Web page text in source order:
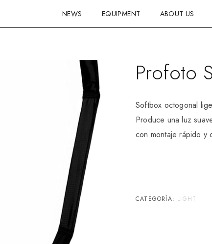
NEWS EQUIPMENT ABOUT US
Profoto
Softbox octogonal
Produce una luz
con montaje rápido y
CATEGORÍA: LIGHT